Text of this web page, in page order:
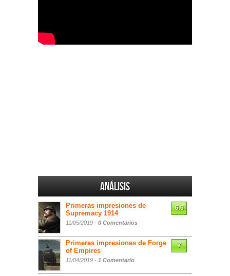
Análisis
Primeras impresiones de
Supremacy 1914
11/05/2019 - 0 Comentarios
6.5
Primeras impresiones de Forge
of Empires
11/04/2019 - 1 Comentario
7